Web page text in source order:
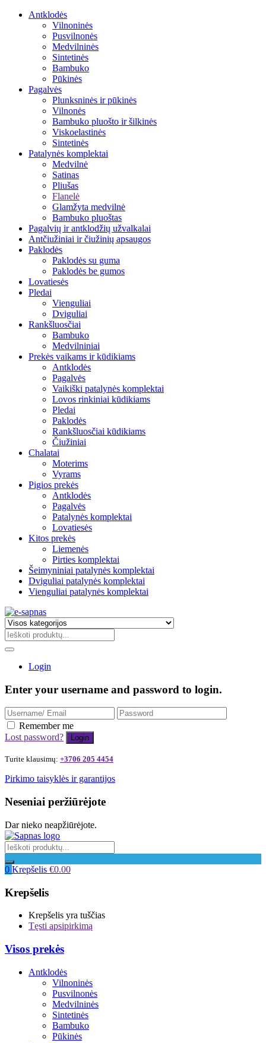
Antklodės
Vilnoninės
Pusvilnonės
Medvilninės
Sintetinės
Bambuko
Pūkinės
Pagalvės
Plunksninės ir pūkinės
Vilnonės
Bambuko pluošto ir šilkinės
Viskoelastinės
Sintetinės
Patalynės komplektai
Medvilnė
Satinas
Pliušas
Flanelė
Glamžyta medvilnė
Bambuko pluoštas
Pagalvių ir antklodžių užvalkalai
Antčiužiniai ir čiužinių apsaugos
Paklodės
Paklodės su guma
Paklodės be gumos
Lovatiesės
Pledai
Vienguliai
Dviguliai
Rankšluosčiai
Bambuko
Medvilniniai
Prekės vaikams ir kūdikiams
Antklodės
Pagalvės
Vaikiški patalynės komplektai
Lovos rinkiniai kūdikiams
Pledai
Paklodės
Rankšluosčiai kūdikiams
Čiužiniai
Chalatai
Moterims
Vyrams
Pigios prekės
Antklodės
Pagalvės
Patalynės komplektai
Lovatiesės
Kitos prekės
Liemenės
Pirties komplektai
Šeimyniniai patalynės komplektai
Dviguliai patalynės komplektai
Vienguliai patalynės komplektai
Login
Enter your username and password to login.
Remember me
Lost password?
Turite klausimų: +3706 205 4454
Pirkimo taisyklės ir garantijos
Neseniai peržiūrėjote
Dar nieko neapžiūrėjote.
0 Krepšelis €0.00
Krepšelis
Krepšelis yra tuščias
Tęsti apsipirkimą
Visos prekės
Antklodės
Vilnoninės
Pusvilnonės
Medvilninės
Sintetinės
Bambuko
Pūkinės